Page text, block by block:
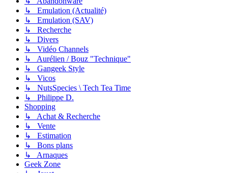
↳ Emulation (Actualité)
↳ Emulation (SAV)
↳ Recherche
↳ Divers
↳ Vidéo Channels
↳ Aurélien / Bouz "Technique"
↳ Gangeek Style
↳ Vicos
↳ NutsSpecies \ Tech Tea Time
↳ Philippe D.
Shopping
↳ Achat & Recherche
↳ Vente
↳ Estimation
↳ Bons plans
↳ Arnaques
Geek Zone